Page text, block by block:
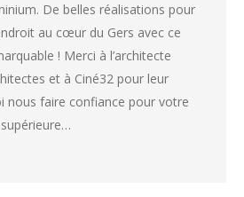
De belles réalisations pour
au cœur du Gers avec ce
! Merci à l’architecte
et à Ciné32 pour leur
nous faire confiance pour votre